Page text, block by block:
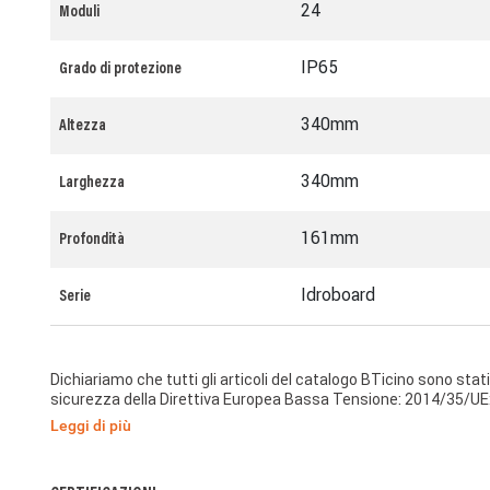
Moduli 24
Grado di protezione IP65
Altezza 340mm
Larghezza 340mm
Profondità 161mm
Serie Idroboard
Dichiariamo che tutti gli articoli del catalogo BTicino sono
sicurezza della Direttiva Europea Bassa Tensione: 2014/35/
di protezione essenziali di compatibilità elettromagnetica
anche conformemente alla 1995/5/CE: 9 Marzo 1999 «
Leggi di più